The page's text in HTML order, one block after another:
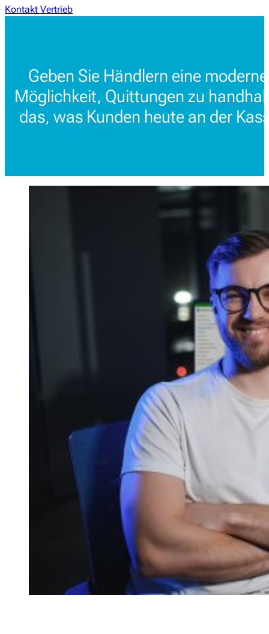
Kontakt Vertrieb
Geben Sie Händlern eine
Möglichkeit, Quittungen zu
das, was Kunden heute an der